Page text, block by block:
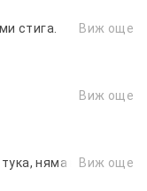
СЪС ЗАДНА
стига.
Виж още
Виж още
няма грешка
Виж още